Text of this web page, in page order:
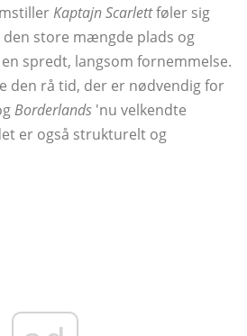
Kaptajn Scarlettføler sig
den store mængde plads og
spredt, langsom fornemmelse.
den rå tid, der er nødvendig for
Borderlands 'nu velkendte
er også strukturelt og